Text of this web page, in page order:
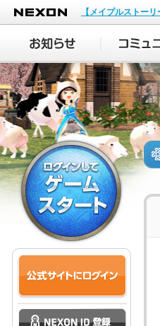
NEXON
【メイプルストー